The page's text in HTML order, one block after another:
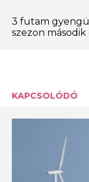
3 futam
szezon második
KAPCSOLÓDÓ